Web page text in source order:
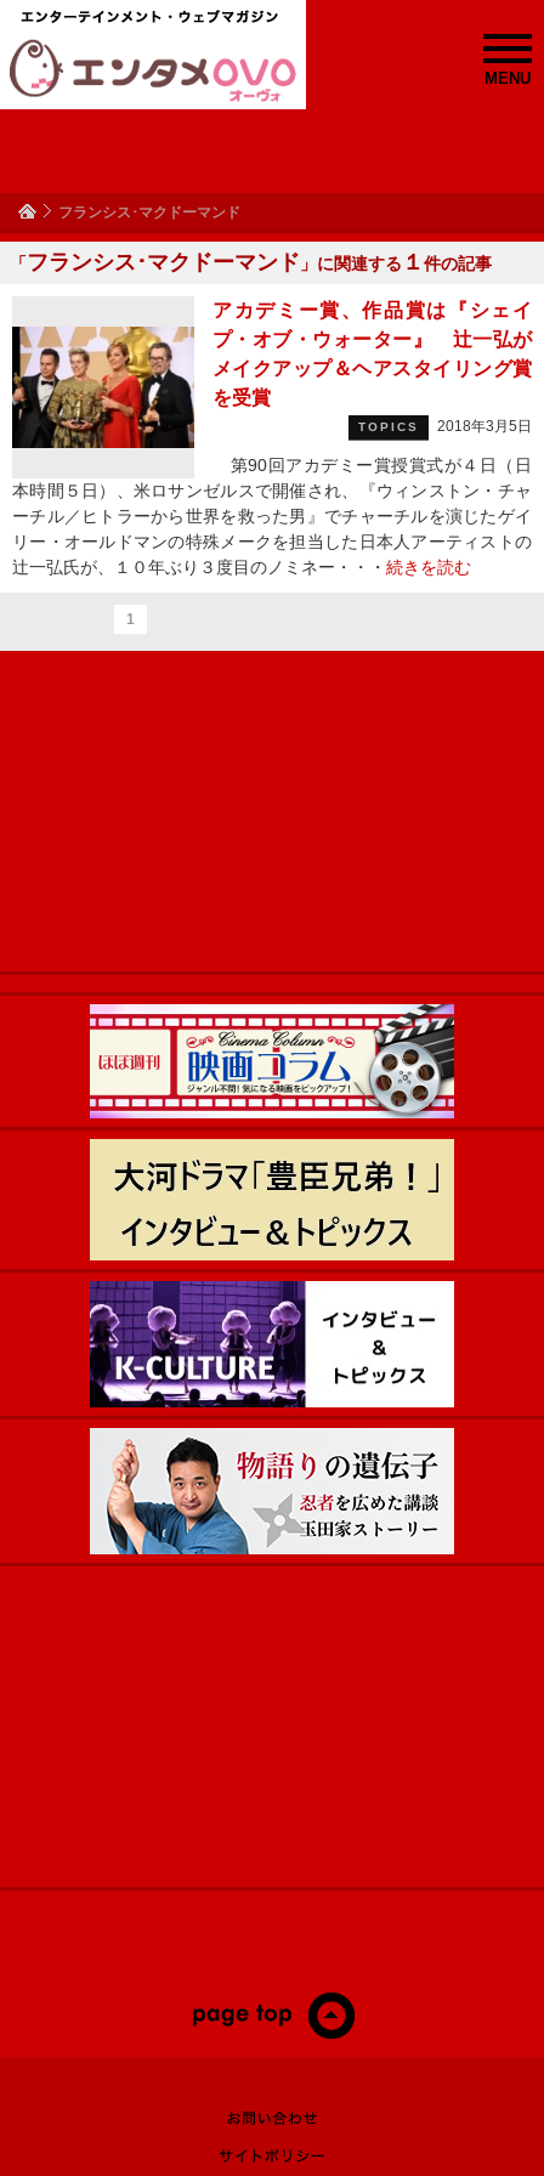
MENU
フランシス･マクドーマンド
「フランシス･マクドーマンド 」に関連する １ 件の記事
アカデミー賞、作品賞は『シェイ
プ・オブ・ウォーター』 辻一弘が
メイクアップ＆ヘアスタイリング賞
を受賞
TOPICS 2018年3月5日
第90回アカデミー賞授賞式が４日（日
本時間５日）、米ロサンゼルスで開催され、『ウィンストン・チャ
ーチル／ヒトラーから世界を救った男』でチャーチルを演じたゲイ
リー・オールドマンの特殊メークを担当した日本人アーティストの
辻一弘氏が、１０年ぶり３度目のノミネー・・・ 続きを読む
1